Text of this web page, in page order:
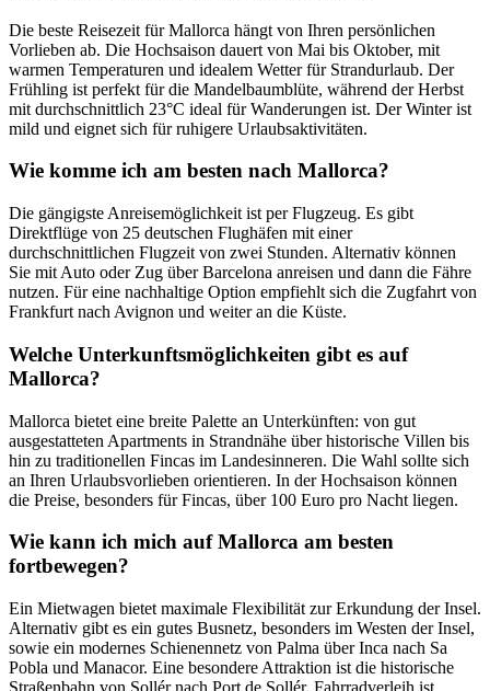
Die beste Reisezeit für Mallorca hängt von Ihren persönlichen
Vorlieben ab. Die Hochsaison dauert von Mai bis Oktober, mit
warmen Temperaturen und idealem Wetter für Strandurlaub. Der
Frühling ist perfekt für die Mandelbaumblüte, während der Herbst
mit durchschnittlich 23°C ideal für Wanderungen ist. Der Winter ist
mild und eignet sich für ruhigere Urlaubsaktivitäten.
Wie komme ich am besten nach Mallorca?
Die gängigste Anreisemöglichkeit ist per Flugzeug. Es gibt
Direktflüge von 25 deutschen Flughäfen mit einer
durchschnittlichen Flugzeit von zwei Stunden. Alternativ können
Sie mit Auto oder Zug über Barcelona anreisen und dann die Fähre
nutzen. Für eine nachhaltige Option empfiehlt sich die Zugfahrt von
Frankfurt nach Avignon und weiter an die Küste.
Welche Unterkunftsmöglichkeiten gibt es auf
Mallorca?
Mallorca bietet eine breite Palette an Unterkünften: von gut
ausgestatteten Apartments in Strandnähe über historische Villen bis
hin zu traditionellen Fincas im Landesinneren. Die Wahl sollte sich
an Ihren Urlaubsvorlieben orientieren. In der Hochsaison können
die Preise, besonders für Fincas, über 100 Euro pro Nacht liegen.
Wie kann ich mich auf Mallorca am besten
fortbewegen?
Ein Mietwagen bietet maximale Flexibilität zur Erkundung der Insel.
Alternativ gibt es ein gutes Busnetz, besonders im Westen der Insel,
sowie ein modernes Schienennetz von Palma über Inca nach Sa
Pobla und Manacor. Eine besondere Attraktion ist die historische
Straßenbahn von Sollér nach Port de Sollér. Fahrradverleih ist